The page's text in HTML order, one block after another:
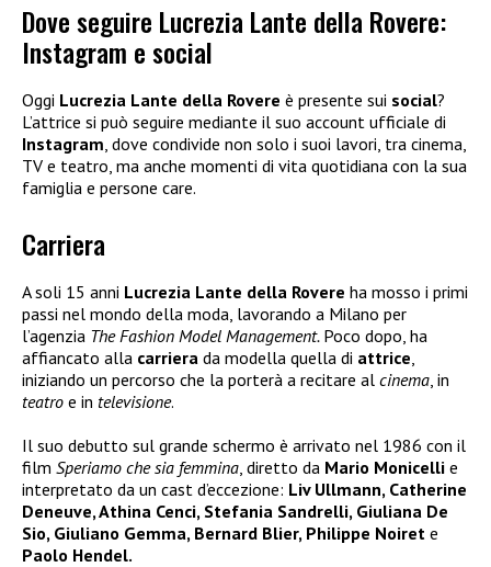
Dove seguire Lucrezia Lante della Rovere:
Instagram e social
Oggi Lucrezia Lante della Rovere è presente sui social?
L’attrice si può seguire mediante il suo account ufficiale di
Instagram, dove condivide non solo i suoi lavori, tra cinema,
TV e teatro, ma anche momenti di vita quotidiana con la sua
famiglia e persone care.
Carriera
A soli 15 anni Lucrezia Lante della Rovere ha mosso i primi
passi nel mondo della moda, lavorando a Milano per
l’agenzia The Fashion Model Management. Poco dopo, ha
affiancato alla carriera da modella quella di attrice
iniziando un percorso che la porterà a recitare al cinema , in
teatro e in televisione.
Il suo debutto sul grande schermo è arrivato nel 1986 con il
film Speriamo che sia femmina , diretto da Mario Monicelli e
interpretato da un cast d’eccezione: Liv Ullmann, Catherine
Deneuve, Athina Cenci, Stefania Sandrelli, Giuliana De
Sio, Giuliano Gemma, Bernard Blier, Philippe Noiret e
Paolo Hendel.